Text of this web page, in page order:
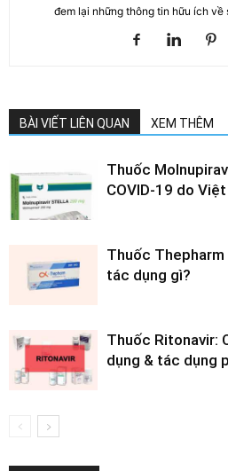
đem lại những thông tin hữu ích về
BÀI VIẾT LIÊN QUAN XEM THÊM
Thuốc
COVID-19 do
Thuốc Thepharm
tác dụng gì?
Thuốc Ritonavir:
dụng & tác dụng